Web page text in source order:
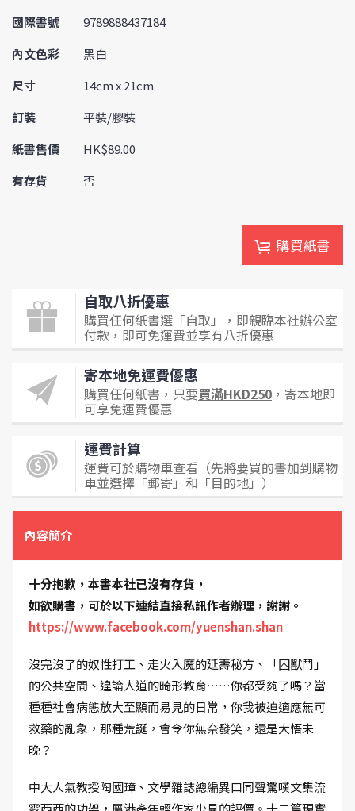
國際書號
9789888437184
內文色彩
黑白
尺寸
14cm x 21cm
訂裝
平裝/膠裝
紙書售價
HK$89.00
有存貨
否
購買紙書
自取八折優惠
購買任何紙書選「自取」，即親臨本社辦公室
付款，即可免運費並享有八折優惠
寄本地免運費優惠
購買任何紙書，只要買滿HKD250 ，寄本地即
可享免運費優惠
運費計算
運費可於購物車查看（先將要買的書加到購物
車並選擇「郵寄」和「目的地」）
內容簡介
十分抱歉，本書本社已沒有存貨，
如欲購書，可於以下連結直接私訊作者辦理，謝謝。
https://www.facebook.com/yuenshan.shan
沒完沒了的奴性打工、走火入魔的延壽秘方、「困獸鬥」
的公共空間、遑論人道的畸形教育……你都受夠了嗎？當
種種社會病態放大至顯而易見的日常，你我被迫適應無可
救藥的亂象，那種荒誕，會令你無奈發笑，還是大悟未
晚？
中大人氣教授陶國璋、文學雜誌總編異口同聲驚嘆文集流